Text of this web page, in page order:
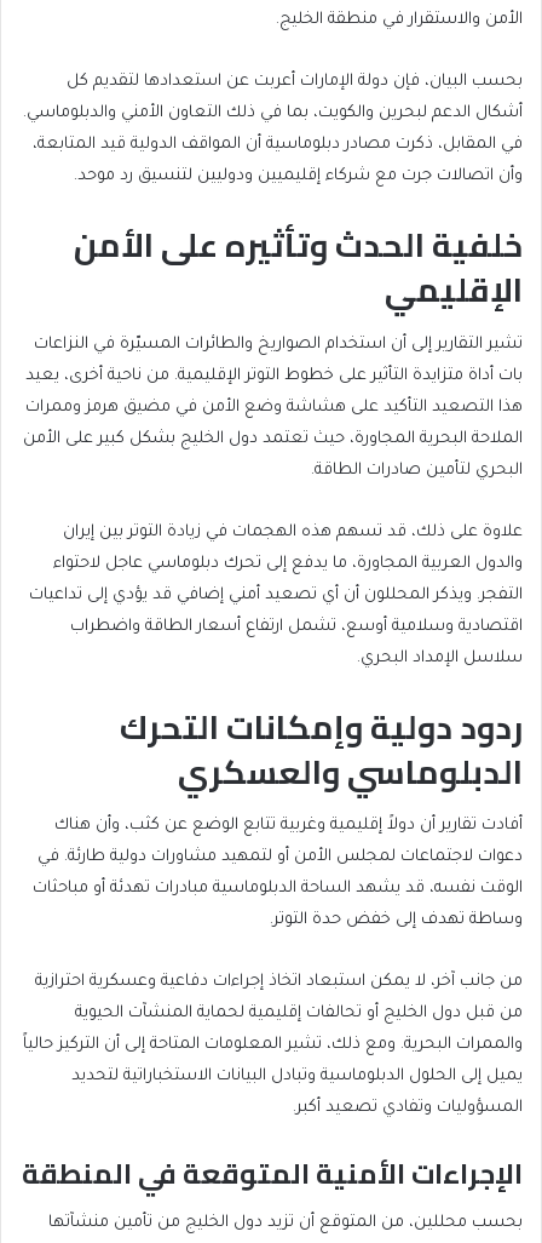
الأمن والاستقرار في منطقة الخليج.
بحسب البيان، فإن دولة الإمارات أعربت عن استعدادها لتقديم كل
أشكال الدعم لبحرين والكويت، بما في ذلك التعاون الأمني والدبلوماسي.
في المقابل، ذكرت مصادر دبلوماسية أن المواقف الدولية قيد المتابعة،
وأن اتصالات جرت مع شركاء إقليميين ودوليين لتنسيق رد موحد.
خلفية الحدث وتأثيره على الأمن
الإقليمي
تشير التقارير إلى أن استخدام الصواريخ والطائرات المسيّرة في النزاعات
بات أداة متزايدة التأثير على خطوط التوتر الإقليمية. من ناحية أخرى، يعيد
هذا التصعيد التأكيد على هشاشة وضع الأمن في مضيق هرمز وممرات
الملاحة البحرية المجاورة، حيث تعتمد دول الخليج بشكل كبير على الأمن
البحري لتأمين صادرات الطاقة.
علاوة على ذلك، قد تسهم هذه الهجمات في زيادة التوتر بين إيران
والدول العربية المجاورة، ما يدفع إلى تحرك دبلوماسي عاجل لاحتواء
التفجر. ويذكر المحللون أن أي تصعيد أمني إضافي قد يؤدي إلى تداعيات
اقتصادية وسلامية أوسع، تشمل ارتفاع أسعار الطاقة واضطراب
سلاسل الإمداد البحري.
ردود دولية وإمكانات التحرك
الدبلوماسي والعسكري
أفادت تقارير أن دولاً إقليمية وغربية تتابع الوضع عن كثب، وأن هناك
دعوات لاجتماعات لمجلس الأمن أو لتمهيد مشاورات دولية طارئة. في
الوقت نفسه، قد يشهد الساحة الدبلوماسية مبادرات تهدئة أو مباحثات
وساطة تهدف إلى خفض حدة التوتر.
من جانب آخر، لا يمكن استبعاد اتخاذ إجراءات دفاعية وعسكرية احترازية
من قبل دول الخليج أو تحالفات إقليمية لحماية المنشآت الحيوية
والممرات البحرية. ومع ذلك، تشير المعلومات المتاحة إلى أن التركيز حالياً
يميل إلى الحلول الدبلوماسية وتبادل البيانات الاستخباراتية لتحديد
المسؤوليات وتفادي تصعيد أكبر.
الإجراءات الأمنية المتوقعة في المنطقة
بحسب محللين، من المتوقع أن تزيد دول الخليج من تأمين منشآتها